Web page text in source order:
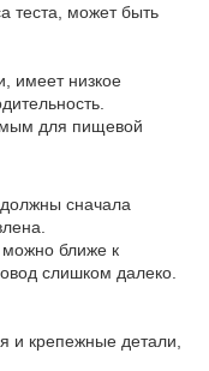
теста, может быть
имеет низкое
для пищевой
сначала
ближе к
слишком далеко.
и крепежные детали,